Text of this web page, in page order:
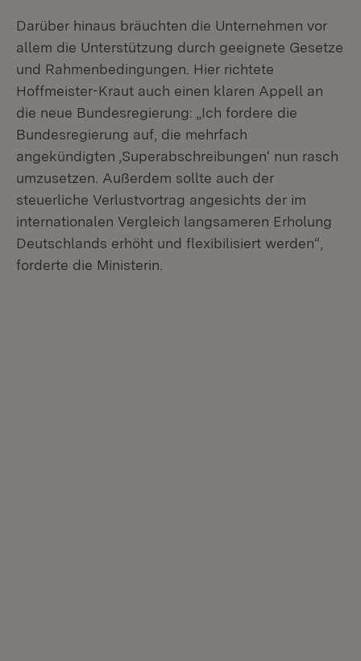
Darüber hinaus bräuchten die Unternehmen vor
allem die Unterstützung durch geeignete Gesetze
und Rahmenbedingungen. Hier richtete
Hoffmeister-Kraut auch einen klaren Appell an
die neue Bundesregierung: „Ich fordere die
Bundesregierung auf, die mehrfach
angekündigten ‚Superabschreibungen‘ nun rasch
umzusetzen. Außerdem sollte auch der
steuerliche Verlustvortrag angesichts der im
internationalen Vergleich langsameren Erholung
Deutschlands erhöht und flexibilisiert werden“,
forderte die Ministerin.